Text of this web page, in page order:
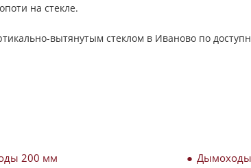
на стекле.
вытянутым стеклом в Иваново по
200 мм